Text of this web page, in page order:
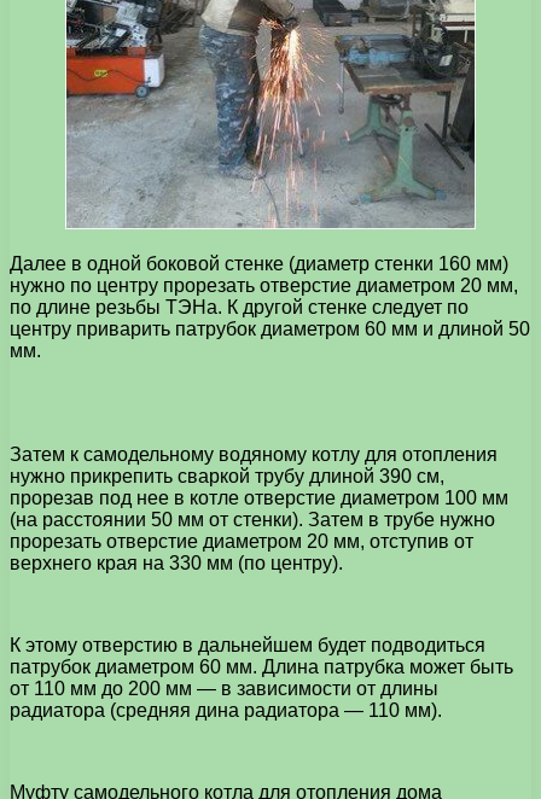
Далее в одной боковой стенке (диаметр стенки 160 мм)
нужно по центру прорезать отверстие диаметром 20 мм,
по длине резьбы ТЭНа. К другой стенке следует по
центру приварить патрубок диаметром 60 мм и длиной 50
мм.
Затем к самодельному водяному котлу для отопления
нужно прикрепить сваркой трубу длиной 390 см,
прорезав под нее в котле отверстие диаметром 100 мм
(на расстоянии 50 мм от стенки). Затем в трубе нужно
прорезать отверстие диаметром 20 мм, отступив от
верхнего края на 330 мм (по центру).
К этому отверстию в дальнейшем будет подводиться
патрубок диаметром 60 мм. Длина патрубка может быть
от 110 мм до 200 мм — в зависимости от длины
радиатора (средняя дина радиатора — 110 мм).
Муфту самодельного котла для отопления дома